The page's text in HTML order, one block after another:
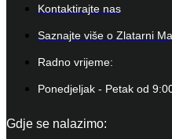
Kontaktirajte nas
Saznajte više o Zlatarni
Radno vrijeme:
Ponedjeljak - Petak od
Gdje se nalazimo: